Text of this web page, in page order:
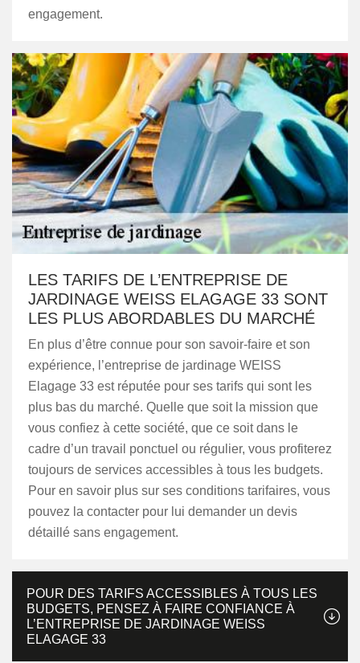
engagement.
LES TARIFS DE L’ENTREPRISE DE
JARDINAGE WEISS ELAGAGE 33 SONT
LES PLUS ABORDABLES DU MARCHÉ
En plus d’être connue pour son savoir-faire et son
expérience, l’entreprise de jardinage WEISS
Elagage 33 est réputée pour ses tarifs qui sont les
plus bas du marché. Quelle que soit la mission que
vous confiez à cette société, que ce soit dans le
cadre d’un travail ponctuel ou régulier, vous profiterez
toujours de services accessibles à tous les budgets.
Pour en savoir plus sur ses conditions tarifaires, vous
pouvez la contacter pour lui demander un devis
détaillé sans engagement.
POUR DES TARIFS ACCESSIBLES À TOUS LES
BUDGETS, PENSEZ À FAIRE CONFIANCE À
L’ENTREPRISE DE JARDINAGE WEISS
ELAGAGE 33